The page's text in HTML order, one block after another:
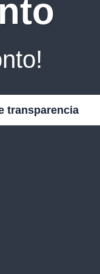
transparencia